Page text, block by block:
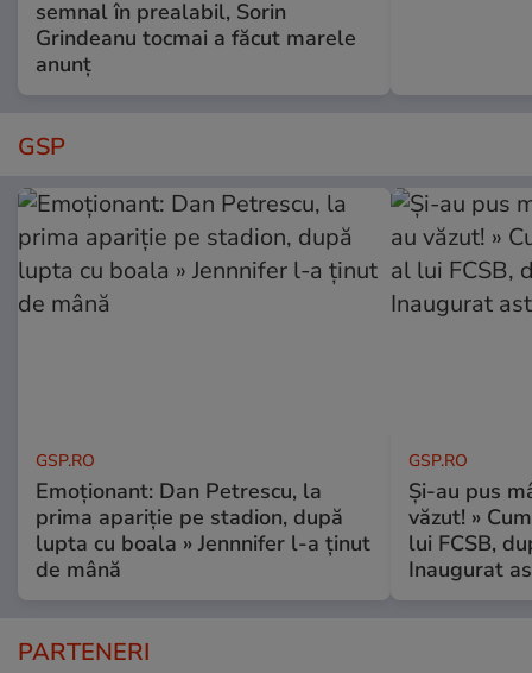
semnal în prealabil, Sorin
Grindeanu tocmai a făcut marele
anunț
GSP
GSP.RO
Emoționant: Dan Petrescu, la
prima apariție pe stadion, după
lupta cu boala » Jennnifer l-a ținut
de mână
GSP.RO
Și-au pus
văzut! »
lui FCSB,
Inaugurat
PARTENERI